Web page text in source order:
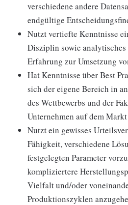
verschiedene andere
endgültige
Nutzt vertiefte Kenntnisse
Disziplin sowie
Erfahrung zur Umsetzung
Hat Kenntnisse über Best
sich der eigene Bereich in
des Wettbewerbs und der
Unternehmen auf dem
Nutzt ein gewisses
Fähigkeit, verschiedene
festgelegten Parameter
kompliziertere
Vielfalt und/oder
Produktionszyklen